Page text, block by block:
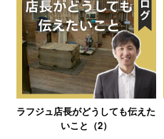
ラフジュ店長がどうしても伝えた
いこと（2）